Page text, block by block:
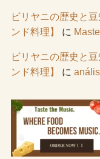
ビリヤニの歴史と
ンド料理】
に
ビリヤニの歴史と
ンド料理】
に